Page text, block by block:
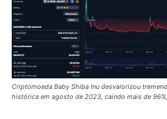
Criptomoeda Baby Shiba Inu desvalorizou
histórica em agosto de 2023, caindo mais de